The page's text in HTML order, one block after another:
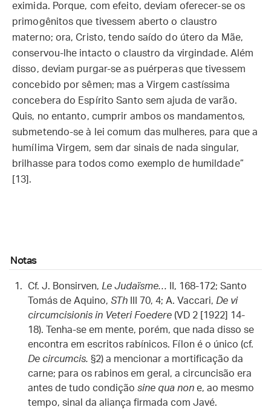
eximida. Porque, com efeito, deviam oferecer-se os
primogênitos que tivessem aberto o claustro
materno; ora, Cristo, tendo saído do útero da Mãe,
conservou-lhe intacto o claustro da virgindade. Além
disso, deviam purgar-se as puérperas que tivessem
concebido por sêmen; mas a Virgem castíssima
concebera do Espírito Santo sem ajuda de varão.
Quis, no entanto, cumprir ambos os mandamentos,
submetendo-se à lei comum das mulheres, para que a
humílima Virgem, sem dar sinais de nada singular,
brilhasse para todos como exemplo de humildade”
[13].
Notas
Cf. J. Bonsirven, Le Judaïsme… II, 168-172; Santo
Tomás de Aquino, STh III 70, 4; A. Vaccari, De vi
circumcisionis in Veteri Foedere (VD 2 [1922] 14-
18). Tenha-se em mente, porém, que nada disso se
encontra em escritos rabínicos. Fílon é o único (cf.
De circumcis. §2) a mencionar a mortificação da
carne; para os rabinos em geral, a circuncisão era
antes de tudo condição sine qua non e, ao mesmo
tempo, sinal da aliança firmada com Javé.